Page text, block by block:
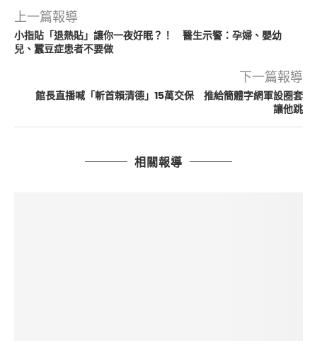
上一篇報導
小指貼「退熱貼」讓你一夜好眠？！ 醫生示警：孕婦、嬰幼
兒、蠶豆症患者不要做
下一篇報導
館長直播喊「斬首賴清德」15萬交保 推給簡體字網軍設圈套
讓他跳
相關報導